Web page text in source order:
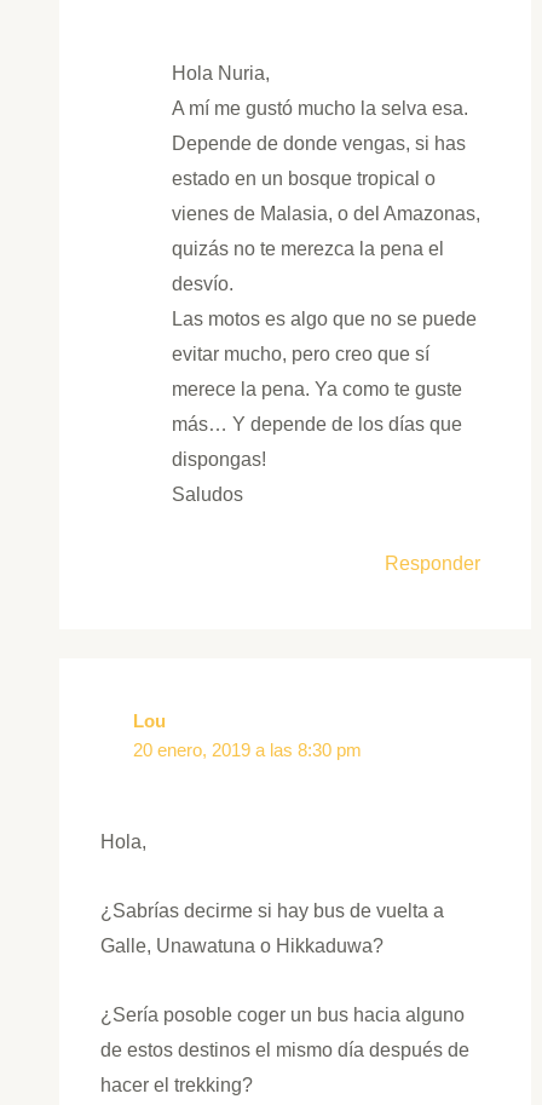
Hola Nuria,
A mí me gustó mucho la selva esa.
Depende de donde vengas, si has
estado en un bosque tropical o
vienes de Malasia, o del Amazonas,
quizás no te merezca la pena el
desvío.
Las motos es algo que no se puede
evitar mucho, pero creo que sí
merece la pena. Ya como te guste
más… Y depende de los días que
dispongas!
Saludos
Responder
Lou
20 enero, 2019 a las 8:30 pm
Hola,
¿Sabrías decirme si hay bus de vuelta a
Galle, Unawatuna o Hikkaduwa?
¿Sería posoble coger un bus hacia alguno
de estos destinos el mismo día después de
hacer el trekking?